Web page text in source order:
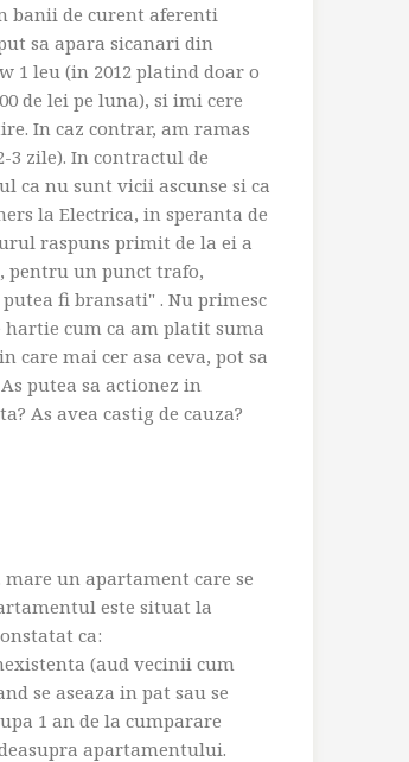
banii de curent aferenti
sa apara sicanari din
1 leu (in 2012 platind doar o
de lei pe luna), si imi cere
In caz contrar, am ramas
zile). In contractul de
ca nu sunt vicii ascunse si ca
la Electrica, in speranta de
raspuns primit de la ei a
pentru un punct trafo,
fi bransati" . Nu primesc
cum ca am platit suma
care mai cer asa ceva, pot sa
putea sa actionez in
As avea castig de cauza?
un apartament care se
este situat la
ca:
(aud vecinii cum
se aseaza in pat sau se
1 an de la cumparare
apartamentului.